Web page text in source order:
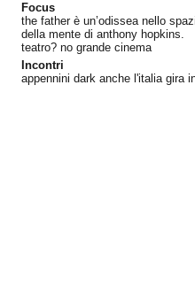
Focus
the father è un’odissea nello
della mente di anthony hopkins.
teatro? no grande cinema
Incontri
appennini dark anche l'italia gira